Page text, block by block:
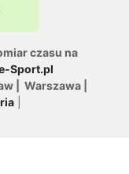
czasu na
Sport.pl
| Warszawa |